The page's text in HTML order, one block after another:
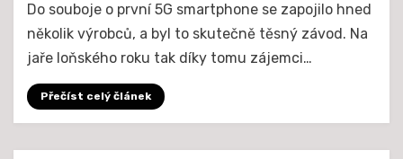
s
názvem
Víte,
jako
Do souboje o první 5G smartphone se zapojilo hned
několik výrobců, a byl to skutečně těsný závod. Na
jaře loňského roku tak díky tomu zájemci…
Přečíst celý článek